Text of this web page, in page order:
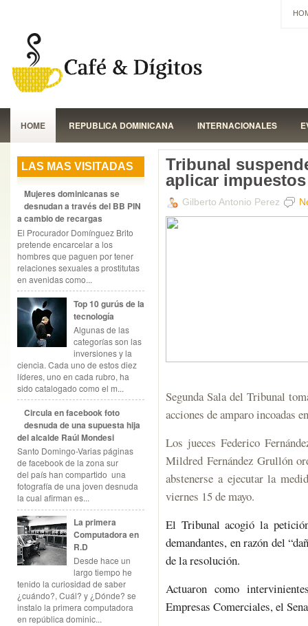
HOME REPUBLICA DOMINICANA INTERNACIONALES
LAS MAS VISITADAS
Mujeres dominicanas se
desnudan a través del BB PIN
a cambio de recargas
El Procurador Domínguez Brito
pretende encarcelar a los
hombres que paguen por tener
relaciones sexuales a prostitutas
en avenidas como...
Top 10 gurús de la
tecnología
Algunas de las
categorías son las
inversiones y la
ciencia. Cada uno de estos diez
líderes, uno en cada rubro, ha
sido catalogado como el m...
Circula en facebook foto
desnuda de una supuesta hija
del alcalde Raúl Mondesi
Santo Domingo-Varias páginas
de facebook de la zona sur
del país han compartido una
fotografía de una joven desnuda
la cual afirman es...
La primera
Computadora en
R.D
Desde hace un
largo tiempo he
tenido la curiosidad de saber
¿cuándo?, Cuál? y ¿Dónde? se
instalo la primera computadora
en república dominic...
Tribunal
aplicar
Gilberto Antonio Perez
Segunda Sala del Tribunal
acciones de amparo incoadas
Los jueces Federico
Mildred Fernández Grullón
abstenerse a ejecutar la
viernes 15 de mayo.
El Tribunal acogió la
demandantes, en razón del
de la resolución.
Actuaron como
Empresas Comerciales, el